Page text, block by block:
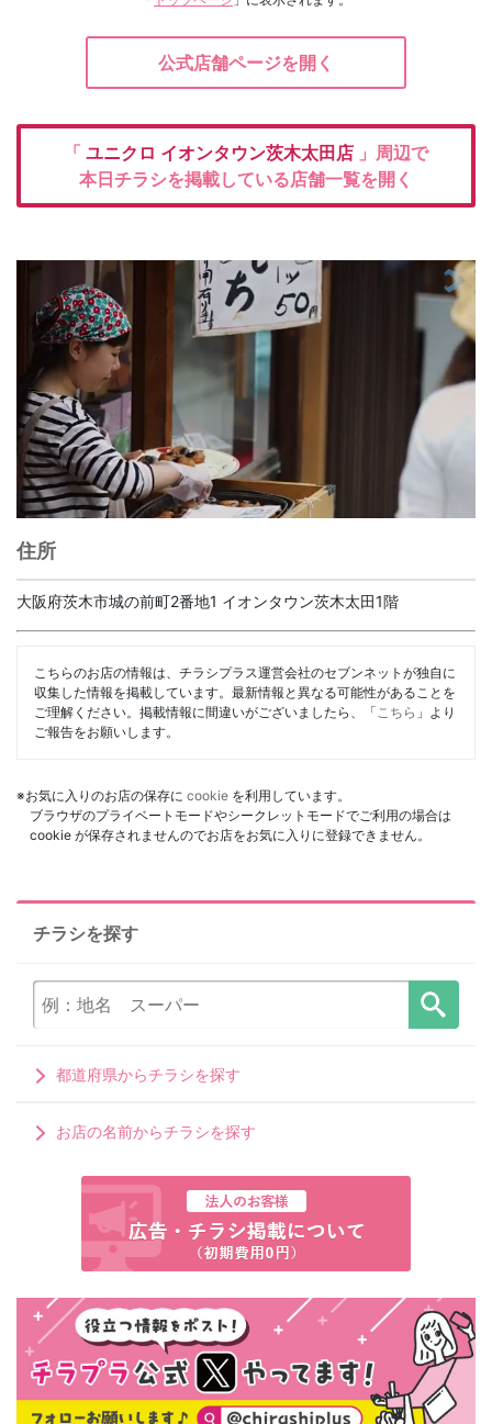
公式店舗ページを開く
「 ユニクロ イオンタウン茨木太田店 」周辺で
本日チラシを掲載している店舗一覧を開く
住所
大阪府茨木市城の前町2番地1 イオンタウン茨木太田1階
こちらのお店の情報は、チラシプラス運営会社のセブンネットが独自に
収集した情報を掲載しています。最新情報と異なる可能性があることを
ご理解ください。掲載情報に間違いがございましたら、「 こちら 」より
ご報告をお願いします。
※お気に入りのお店の保存に cookie を利用しています。
ブラウザのプライベートモードやシークレットモードでご利用の場合は
cookie が保存されませんのでお店をお気に入りに登録できません。
チラシを探す
都道府県からチラシを探す
お店の名前からチラシを探す